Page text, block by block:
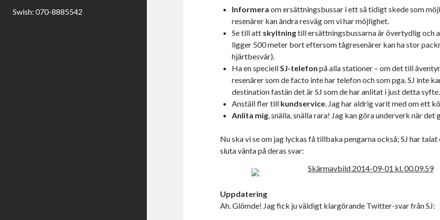
Swish: 070-8885542 Informera om ersättningsbussar i ett så tidigt skede som
resenärer kan ändra resväg om vi har möjlighet.
Se till att skyltningtill ersättningsbussarna är övertydlig och
ligger 500 meter bort eftersom tågresenärer kan ha stor
hjärtbesvär).
Ha en speciellSJ-telefon på alla stationer – om det till
resenärer som de facto inte har telefon och som pga. SJ inte
destination fastän det är SJ som de har anlitat i just detta syfte.
Anställ fler till kundservice. Jag har aldrig varit med om ett
Anlita mig, snälla, snälla rara! Jag kan göra underverk när
Nu ska vi se om jag lyckas få tillbaka pengarna också; SJ har
sluta vänta på deras svar:
Uppdatering
Ah. Glömde! Jag fick ju väldigt klargörande Twitter-svar från SJ: